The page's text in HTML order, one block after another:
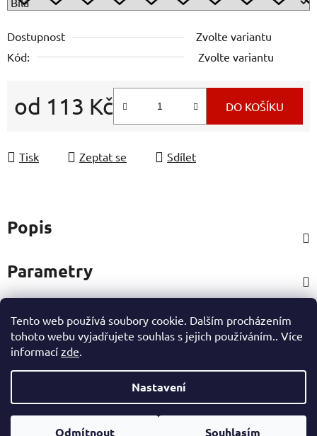
Tento web používá soubory cookie. Dalším procházením
tohoto webu vyjadřujete souhlas s jejich používáním.. Více
informací zde.
Nastavení
Odmítnout Souhlasím
Dostupnost
Zvolte variantu
Kód:
Zvolte variantu
od 113 Kč DO KOŠÍKU
Tisk Zeptat se Sdílet
Popis
Parametry
Hodnocení
Ostatní informace
Vytvořil Shoptet